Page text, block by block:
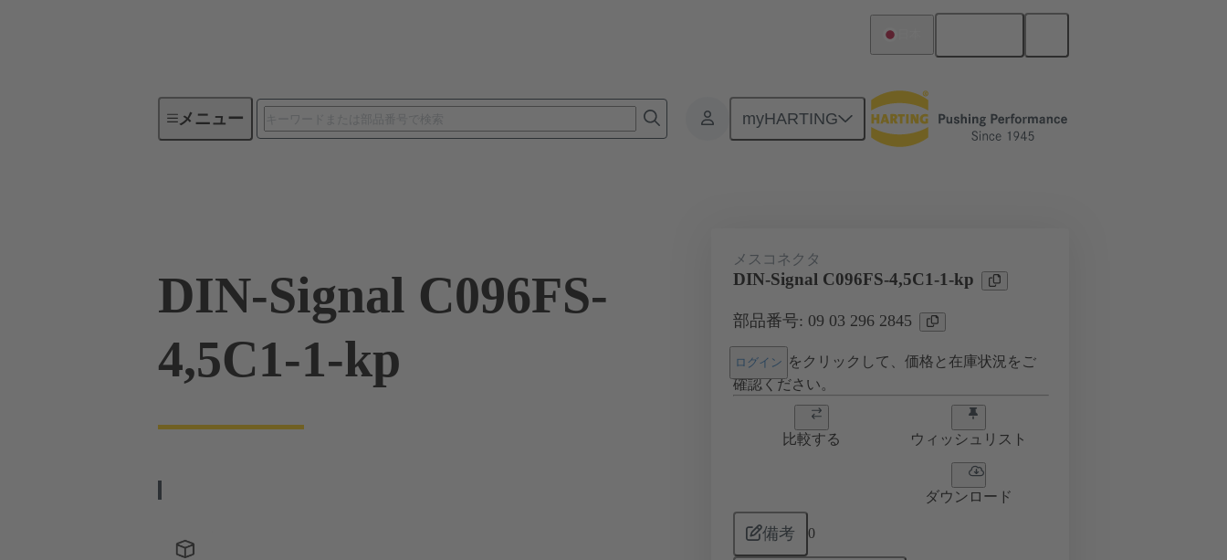
メニュー myHARTING
デバイスコネクティビティ マザーボード ツー ドーターカード接続
DIN-Signal C096FS-
4,5C1-1-kp
メスコネクタ
DIN-Signal C096FS-4,5C1-1-kp
部品番号: 09 03 296 2845
ログイン をクリックして、価格と在庫状況をご
確認ください。
比較する ウィッシュリスト
ダウンロード
備考 0